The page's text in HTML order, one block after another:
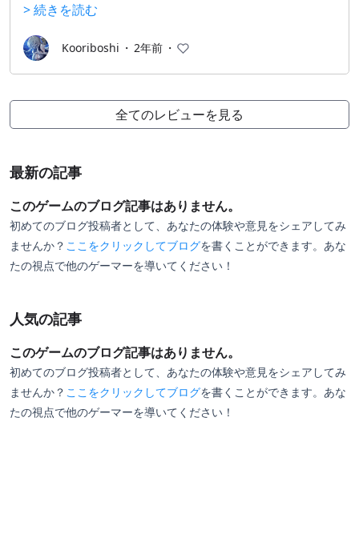
奴隷スタート、世界が隣り合った2つの惑星に分かれ
ているなど、最序盤からストーリーの引き込み具合が
プレイできるいいゲームでした。
とはいえやはりJRPGならではの不便さも数多くあるの
> 続きを読む
Kooriboshi ・ 2年前 ・
全てのレビューを見る
最新の記事
このゲームのブログ記事はありません。
初めてのブログ投稿者として、あなたの体験や意見をシェアしてみ
ませんか？ ここをクリックしてブログを書くことができます。あな
たの視点で他のゲーマーを導いてください！
人気の記事
このゲームのブログ記事はありません。
初めてのブログ投稿者として、あなたの体験や意見をシェアしてみ
ませんか？ ここをクリックしてブログを書くことができます。あな
たの視点で他のゲーマーを導いてください！